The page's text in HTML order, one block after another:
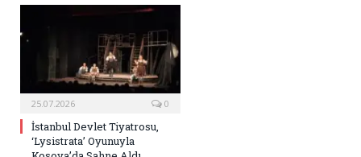
25.07.2026 0
İstanbul Devlet Tiyatrosu,
‘Lysistrata’ Oyunuyla